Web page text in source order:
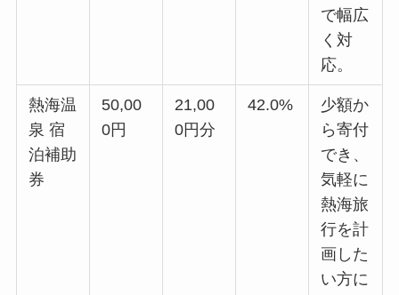
で幅広
く対
応。
熱海温
泉 宿
泊補助
券
50,00
0円
21,00
0円分
42.0%
少額か
ら寄付
でき、
気軽に
熱海旅
行を計
画した
い方に